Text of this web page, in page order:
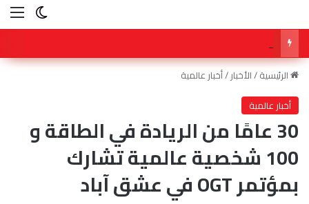
الرئيسية/الأخبار/أخبار عالمية
أخبار عالمية
30 عامًا من الريادة في الطاقة و
100 شخصية عالمية تشارك
بمؤتمر OGT في عشق آباد